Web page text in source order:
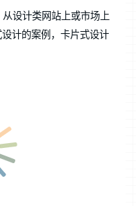
设计类网站上或市场上
计的案例，卡片式设计